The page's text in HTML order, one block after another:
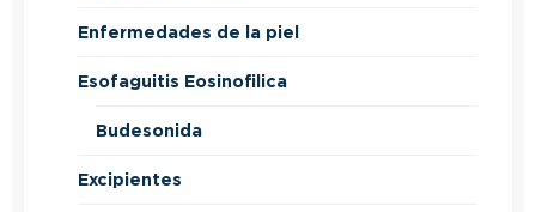
Enfermedades de la piel
Esofaguitis Eosinofilica
Budesonida
Excipientes